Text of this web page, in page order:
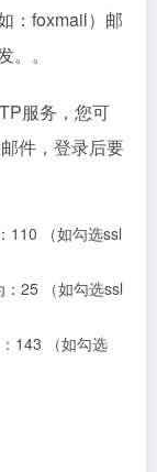
：foxmail）邮
。
服务，您可
件，登录后要
110 （如勾选ssl
25 （如勾选ssl
143 （如勾选